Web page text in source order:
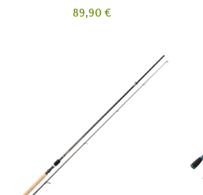
Precio
89,90 €